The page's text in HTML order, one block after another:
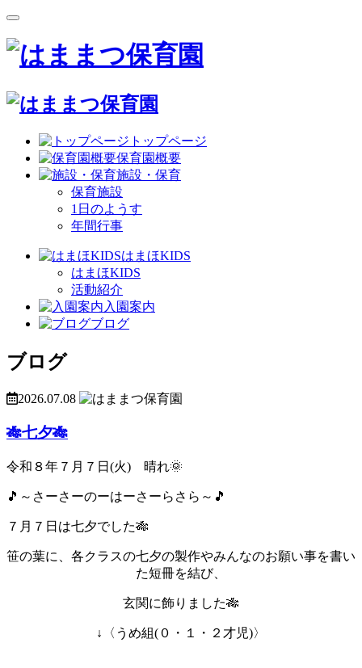
トップページ
保育園概要
施設・保育
保育施設
1日のようす
年間行事
はまほKIDS
はまほKIDS
活動紹介
入園案内
ブログ
ブログ
2026.07.08
🎋七夕🎋
令和８年７月７日(火) 晴れ🌞
🎵～さーさーのーはーさーらさら～🎵
７月７日は七夕でした🎋
笹の葉に、各クラスの七夕の製作やみんなのお願い事を書い
た短冊を結び、
玄関に飾りました🎋
↓〈うめ組(０・１・２才児)〉